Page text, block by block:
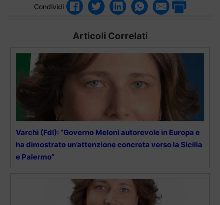
Condividi
Articoli Correlati
Varchi (FdI): “Governo Meloni autorevole in Europa e
ha dimostrato un’attenzione concreta verso la Sicilia
e Palermo”